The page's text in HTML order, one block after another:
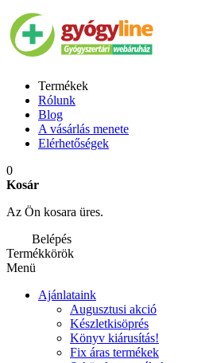
Termékek
Rólunk
Blog
A vásárlás menete
Elérhetőségek
0
Kosár
Az Ön kosara üres.
Belépés
Termékkörök
Menü
Ajánlataink
Augusztusi akció
Készletkisöprés
Könyv kiárusítás!
Fix áras termékek